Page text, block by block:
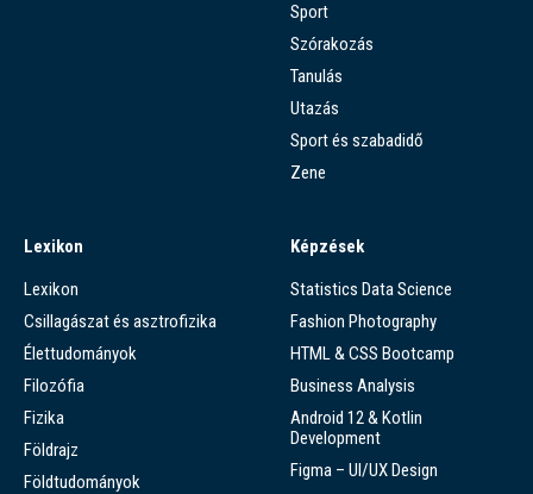
Sport
Szórakozás
Tanulás
Utazás
Sport és szabadidő
Zene
Lexikon
Lexikon
Csillagászat és asztrofizika
Élettudományok
Filozófia
Fizika
Földrajz
Földtudományok
Képzések
Statistics Data Science
Fashion Photography
HTML & CSS Bootcamp
Business Analysis
Android 12 & Kotlin
Development
Figma – UI/UX Design